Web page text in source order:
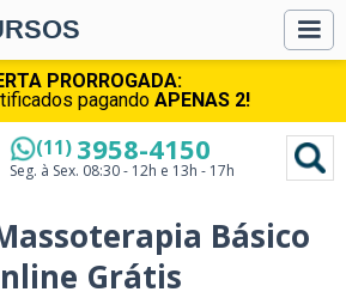
PRORROGADA:
pagando APENAS 2!
(11) 3958-4150
Seg. à Sex. 08:30 - 12h e 13h - 17h
Básico
Grátis